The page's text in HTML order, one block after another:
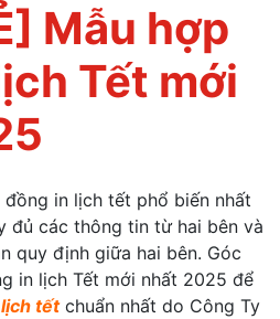
Mẫu hợp
Tết mới
in lịch tết phổ biến nhất
đủ các thông tin từ hai bên và
quy định giữa hai bên. Góc
in lịch Tết mới nhất 2025 để
tếtchuẩn nhất do Công Ty